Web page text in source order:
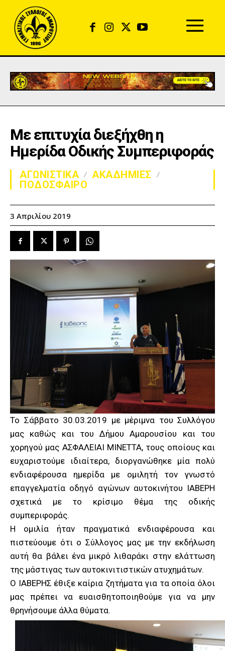
Με επιτυχία διεξήχθη η
Ημερίδα Οδικής Συμπεριφοράς
ΑΓΩΝΙΣΤΙΚΑ
ΑΚΑΔΗΜΙΕΣ
ΠΟΔΟΣΦΑΙΡΟ
3 Απριλίου 2019
Το Σάββατο 30.03.2019 με μέριμνα του Συλλόγου
μας καθώς και του Δήμου Αμαρουσίου και του
χορηγού μας ΑΣΦΑΛΕΙΑΙ ΜΙΝΕΤΤΑ, τους οποίους και
ευχαριστούμε ιδιαίτερα, διοργανώθηκε μία πολύ
ενδιαφέρουσα ημερίδα με ομιλητή τον γνωστό
επαγγελματία οδηγό αγώνων αυτοκινήτου ΙΑΒΕΡΗ
σχετικά με το κρίσιμο θέμα της οδικής
συμπεριφοράς.
Η ομιλία ήταν πραγματικά ενδιαφέρουσα και
πιστεύουμε ότι ο Σύλλογος μας με την εκδήλωση
αυτή θα βάλει ένα μικρό λιθαράκι στην ελάττωση
της μάστιγας των αυτοκινιτιστικών ατυχημάτων.
Ο ΙΑΒΕΡΗΣ έθιξε καίρια ζητήματα για τα οποία όλοι
μας πρέπει να ευαισθητοποιηθούμε για να μην
θρηνήσουμε άλλα θύματα.